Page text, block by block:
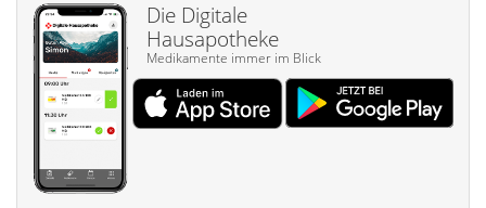
Die Digitale
Hausapotheke
Medikamente immer im Blick